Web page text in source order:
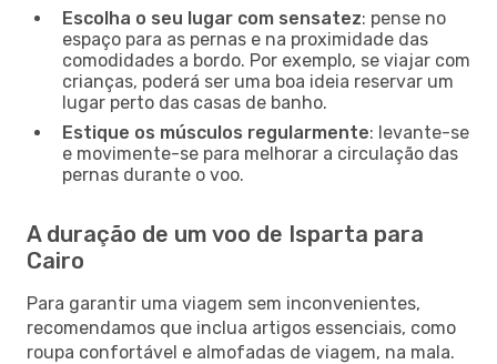
Escolha o seu lugar com sensatez: pense no
espaço para as pernas e na proximidade das
comodidades a bordo. Por exemplo, se viajar com
crianças, poderá ser uma boa ideia reservar um
lugar perto das casas de banho.
Estique os músculos regularmente: levante-se
e movimente-se para melhorar a circulação das
pernas durante o voo.
A duração de um voo de Isparta para
Cairo
Para garantir uma viagem sem inconvenientes,
recomendamos que inclua artigos essenciais, como
roupa confortável e almofadas de viagem, na mala.